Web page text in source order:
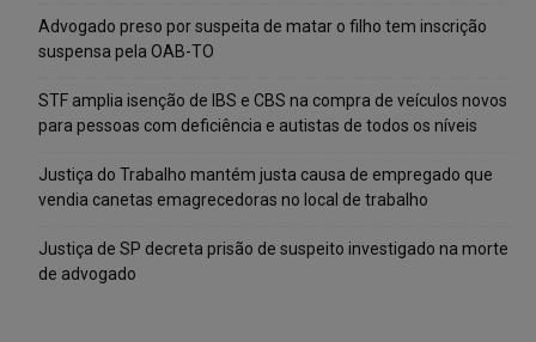
Advogado preso por suspeita de matar o filho tem inscrição
suspensa pela OAB-TO
STF amplia isenção de IBS e CBS na compra de veículos novos
para pessoas com deficiência e autistas de todos os níveis
Justiça do Trabalho mantém justa causa de empregado que
vendia canetas emagrecedoras no local de trabalho
Justiça de SP decreta prisão de suspeito investigado na morte
de advogado